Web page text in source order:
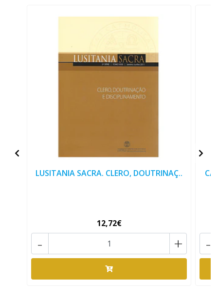
LUSITANIA SACRA. CLERO, DOUTRINAÇ..
12,72€
+
- -